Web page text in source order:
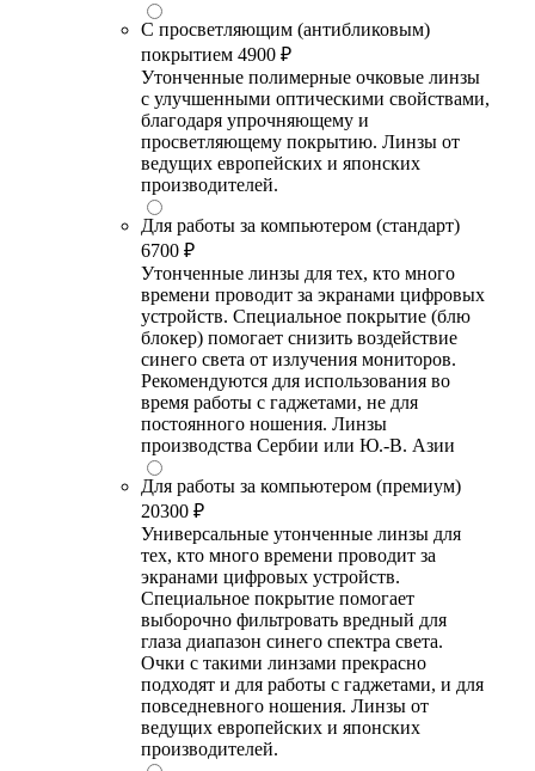
С просветляющим (антибликовым)
покрытием 4900 ₽
Утонченные полимерные очковые линзы
с улучшенными оптическими свойствами,
благодаря упрочняющему и
просветляющему покрытию. Линзы от
ведущих европейских и японских
производителей.
Для работы за компьютером (стандарт)
6700 ₽
Утонченные линзы для тех, кто много
времени проводит за экранами цифровых
устройств. Специальное покрытие (блю
блокер) помогает снизить воздействие
синего света от излучения мониторов.
Рекомендуются для использования во
время работы с гаджетами, не для
постоянного ношения. Линзы
производства Сербии или Ю.-В. Азии
Для работы за компьютером (премиум)
20300 ₽
Универсальные утонченные линзы для
тех, кто много времени проводит за
экранами цифровых устройств.
Специальное покрытие помогает
выборочно фильтровать вредный для
глаза диапазон синего спектра света.
Очки с такими линзами прекрасно
подходят и для работы с гаджетами, и для
повседневного ношения. Линзы от
ведущих европейских и японских
производителей.